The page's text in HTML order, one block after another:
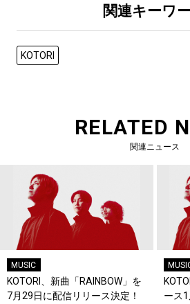
関連キーワ
KOTORI
RELATED
関連ニュース
MUSIC
KOTORI、新曲「RAINBOW」を
7月29日に配信リリース決定！
ース